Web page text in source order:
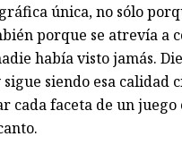
única, no sólo
porque se atrevía
había visto jamás.
siendo esa
cada faceta de un